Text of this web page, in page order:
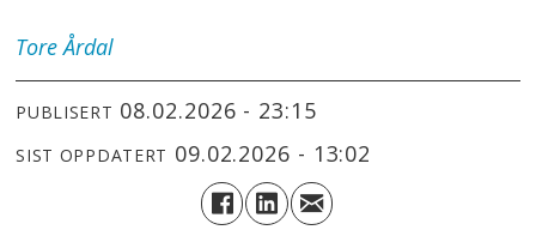
Tore Årdal
PUBLISERT 08.02.2026 - 23:15
SIST OPPDATERT 09.02.2026 - 13:02